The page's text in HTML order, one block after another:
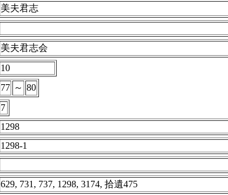
美夫君志
美夫君志会
10
77 ～ 80
7
1298
1298-1
629, 731, 737, 1298, 3174, 拾遺475